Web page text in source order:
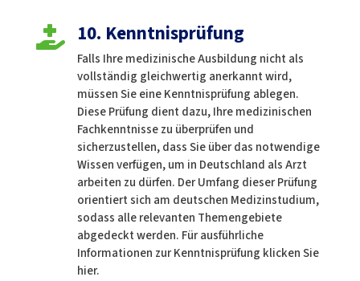
 10. Kenntnisprüfung
Falls Ihre medizinische Ausbildung nicht als
vollständig gleichwertig anerkannt wird,
müssen Sie eine Kenntnisprüfung ablegen.
Diese Prüfung dient dazu, Ihre medizinischen
Fachkenntnisse zu überprüfen und
sicherzustellen, dass Sie über das notwendige
Wissen verfügen, um in Deutschland als Arzt
arbeiten zu dürfen. Der Umfang dieser Prüfung
orientiert sich am deutschen Medizinstudium,
sodass alle relevanten Themengebiete
abgedeckt werden. Für ausführliche
Informationen zur Kenntnisprüfung klicken Sie
hier.